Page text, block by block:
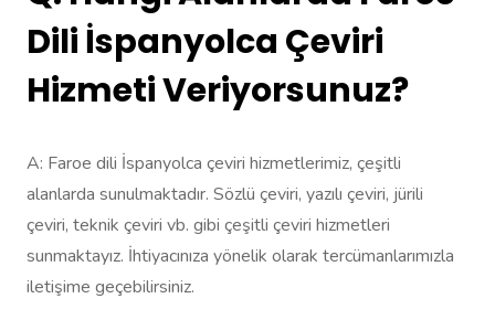
Dili İspanyolca Çeviri
Hizmeti Veriyorsunuz?
A: Faroe dili İspanyolca çeviri hizmetlerimiz, çeşitli
alanlarda sunulmaktadır. Sözlü çeviri, yazılı çeviri, jürili
çeviri, teknik çeviri vb. gibi çeşitli çeviri hizmetleri
sunmaktayız. İhtiyacınıza yönelik olarak tercümanlarımızla
iletişime geçebilirsiniz.